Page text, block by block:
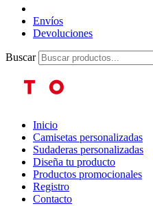
Envíos
Devoluciones
Buscar
Inicio
Camisetas personalizadas
Sudaderas personalizadas
Diseña tu producto
Productos promocionales
Registro
Contacto